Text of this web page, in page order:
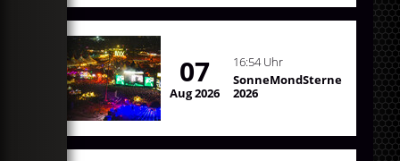
07
Aug 2026
16:54 Uhr
SonneMondSterne
2026